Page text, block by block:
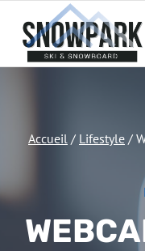
contenu
Accueil / Lifestyle /